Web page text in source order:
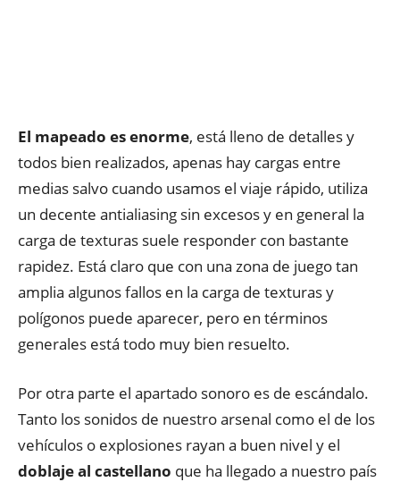
El mapeado es enorme, está lleno de detalles y
todos bien realizados, apenas hay cargas entre
medias salvo cuando usamos el viaje rápido, utiliza
un decente antialiasing sin excesos y en general la
carga de texturas suele responder con bastante
rapidez. Está claro que con una zona de juego tan
amplia algunos fallos en la carga de texturas y
polígonos puede aparecer, pero en términos
generales está todo muy bien resuelto.
Por otra parte el apartado sonoro es de escándalo.
Tanto los sonidos de nuestro arsenal como el de los
vehículos o explosiones rayan a buen nivel y el
doblaje al castellano que ha llegado a nuestro país